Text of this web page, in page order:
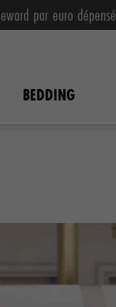
par euro dépensé
BEDDING